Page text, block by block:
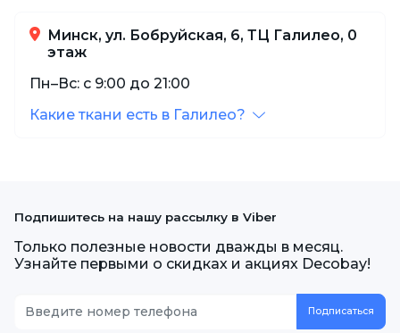
Минск, ул. Бобруйская, 6, ТЦ Галилео, 0
этаж
Пн–Вс: с 9:00 до 21:00
Какие ткани есть в Галилео?
Подпишитесь на нашу рассылку в Viber
Только полезные новости дважды в месяц.
Узнайте первыми о скидках и акциях Decobay!